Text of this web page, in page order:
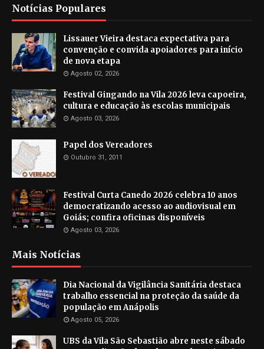
Notícias Populares
Lissauer Vieira destaca expectativa para
convenção e convida apoiadores para início
de nova etapa
Agosto 02, 2026
Festival Gingando na Vila 2026 leva capoeira,
cultura e educação às escolas municipais
Agosto 03, 2026
Papel dos Vereadores
Outubro 31, 2011
Festival Curta Canedo 2026 celebra 10 anos
democratizando acesso ao audiovisual em
Goiás; confira oficinas disponíveis
Agosto 03, 2026
Mais Notícias
Dia Nacional da Vigilância Sanitária destaca
trabalho essencial na proteção da saúde da
população em Anápolis
Agosto 05, 2026
UBS da Vila São Sebastião abre neste sábado